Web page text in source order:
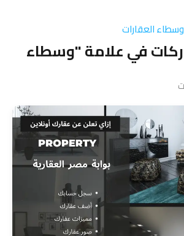
وسطاء العقارات
في علامة "وسطاء